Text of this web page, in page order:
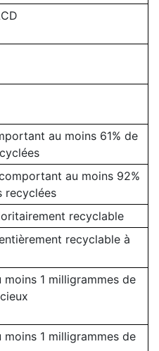
au moins 61% de
au moins 92%
recyclées
recyclable
recyclable à
moins 1 milligrammes de
moins 1 milligrammes de